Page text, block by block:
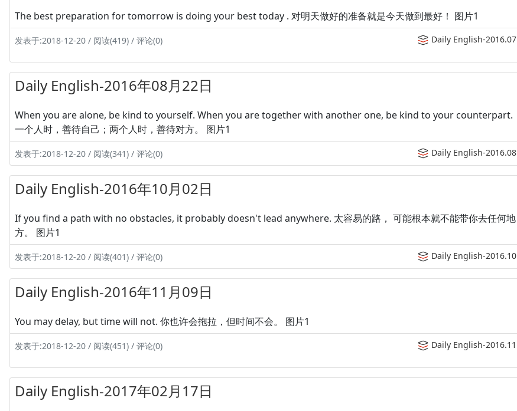
The best preparation for tomorrow is doing your best today . 对明天做好的准备就是今天做到最好！ 图片1
发表于:2018-12-20 / 阅读(419) / 评论(0) Daily English-2016.07
Daily English-2016年08月22日
When you are alone, be kind to yourself. When you are together with another one, be kind to your counterpart.
一个人时，善待自己；两个人时，善待对方。 图片1
发表于:2018-12-20 / 阅读(341) / 评论(0) Daily English-2016.08
Daily English-2016年10月02日
If you find a path with no obstacles, it probably doesn't lead anywhere. 太容易的路， 可能根本就不能带你去任何地
方。 图片1
发表于:2018-12-20 / 阅读(401) / 评论(0) Daily English-2016.10
Daily English-2016年11月09日
You may delay, but time will not. 你也许会拖拉，但时间不会。 图片1
发表于:2018-12-20 / 阅读(451) / 评论(0) Daily English-2016.11
Daily English-2017年02月17日